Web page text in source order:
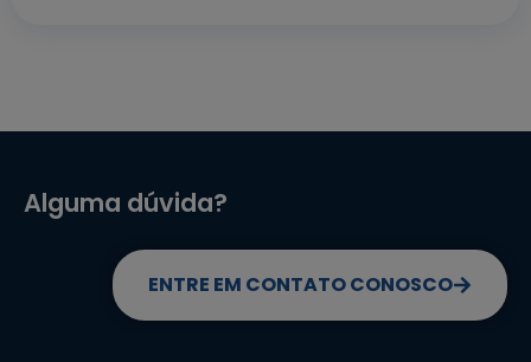
Alguma dúvida?
ENTRE EM CONTATO CONOSCO